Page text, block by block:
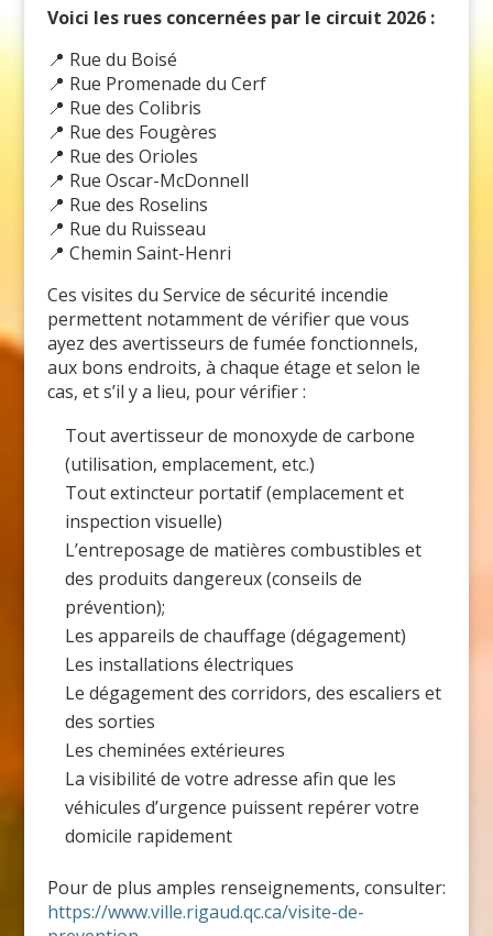
Voici les rues concernées par le circuit 2026 :
📍 Rue du Boisé
📍 Rue Promenade du Cerf
📍 Rue des Colibris
📍 Rue des Fougères
📍 Rue des Orioles
📍 Rue Oscar-McDonnell
📍 Rue des Roselins
📍 Rue du Ruisseau
📍 Chemin Saint-Henri
Ces visites du Service de sécurité incendie
permettent notamment de vérifier que vous
ayez des avertisseurs de fumée fonctionnels,
aux bons endroits, à chaque étage et selon le
cas, et s’il y a lieu, pour vérifier :
Tout avertisseur de monoxyde de carbone
(utilisation, emplacement, etc.)
Tout extincteur portatif (emplacement et
inspection visuelle)
L’entreposage de matières combustibles et
des produits dangereux (conseils de
prévention);
Les appareils de chauffage (dégagement)
Les installations électriques
Le dégagement des corridors, des escaliers et
des sorties
Les cheminées extérieures
La visibilité de votre adresse afin que les
véhicules d’urgence puissent repérer votre
domicile rapidement
https://www.ville.rigaud.qc.ca/visite-de-